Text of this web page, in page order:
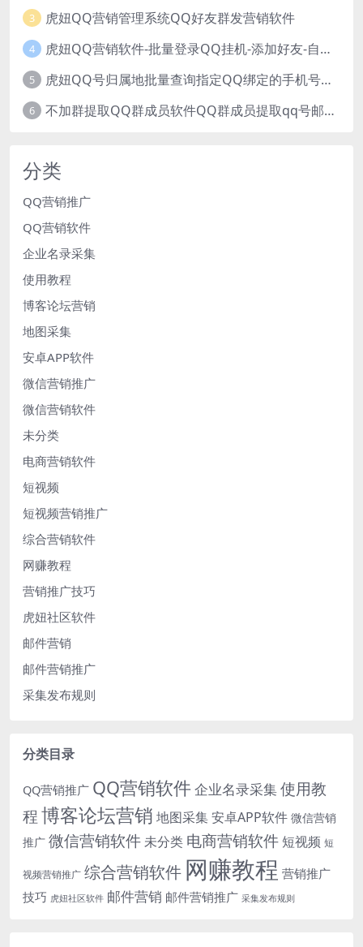
3 虎妞QQ营销管理系统QQ好友群发营销软件
4 虎妞QQ营销软件-批量登录QQ挂机-添加好友-自动加群-群发消息-临时会话
5 虎妞QQ号归属地批量查询指定QQ绑定的手机号软件
6 不加群提取QQ群成员软件QQ群成员提取qq号邮箱软件
分类
QQ营销推广
QQ营销软件
企业名录采集
使用教程
博客论坛营销
地图采集
安卓APP软件
微信营销推广
微信营销软件
未分类
电商营销软件
短视频
短视频营销推广
综合营销软件
网赚教程
营销推广技巧
虎妞社区软件
邮件营销
邮件营销推广
采集发布规则
分类目录
QQ营销推广 QQ营销软件企业名录采集使用教
程博客论坛营销 地图采集安卓APP软件 微信营销
推广 微信营销软件未分类 电商营销软件短视频 短
视频营销推广 综合营销软件 网赚教程 营销推广
技巧 虎妞社区软件 邮件营销 邮件营销推广 采集发布规则